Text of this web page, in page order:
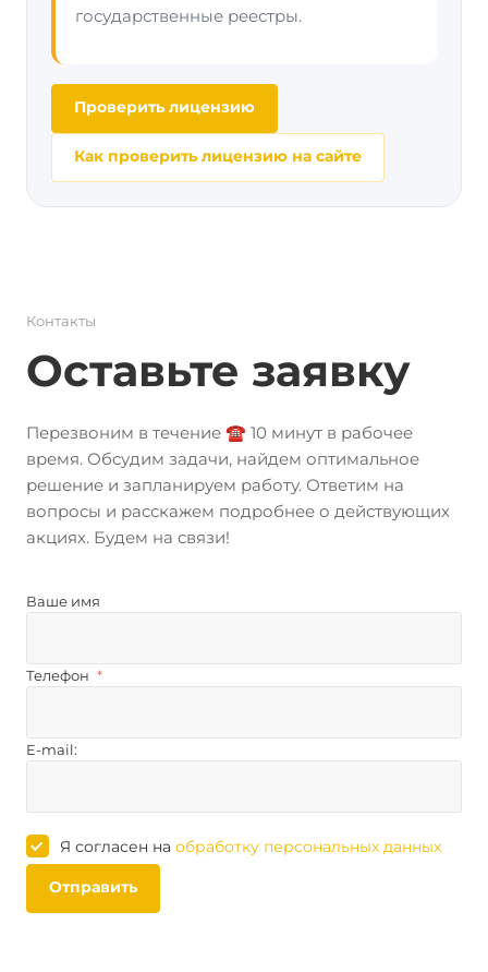
государственные реестры.
Проверить лицензию
Как проверить лицензию на сайте
Контакты
Оставьте заявку
Перезвоним в течение ☎️ 10 минут в рабочее
время. Обсудим задачи, найдем оптимальное
решение и запланируем работу. Ответим на
вопросы и расскажем подробнее о действующих
акциях. Будем на связи!
Ваше имя
Телефон *
E-mail:
Я согласен на обработку персональных данных
Отправить